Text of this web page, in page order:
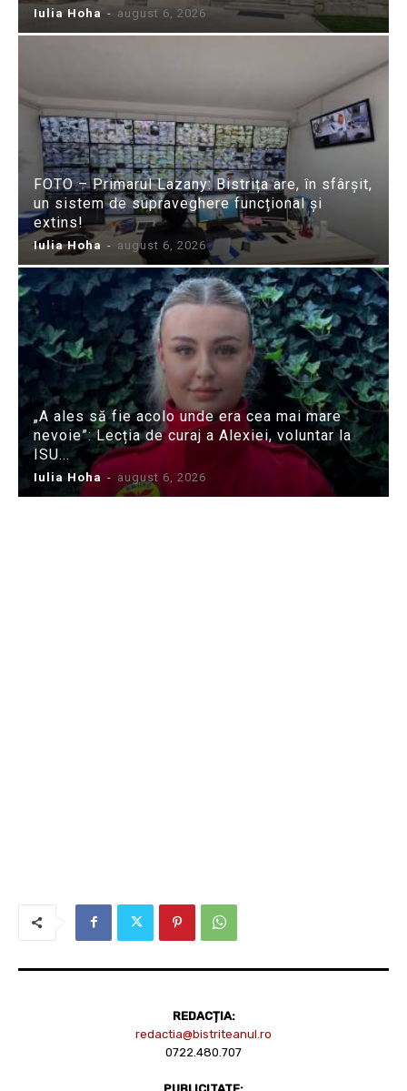
Iulia Hoha - august 6, 2026
FOTO – Primarul Lazany: Bistrița are, în sfârșit,
un sistem de supraveghere funcțional și
extins!
Iulia Hoha - august 6, 2026
„A ales să fie acolo unde era cea mai mare
nevoie”: Lecția de curaj a Alexiei, voluntar la
ISU...
Iulia Hoha - august 6, 2026
REDACȚIA:
redactia@bistriteanul.ro
0722.480.707